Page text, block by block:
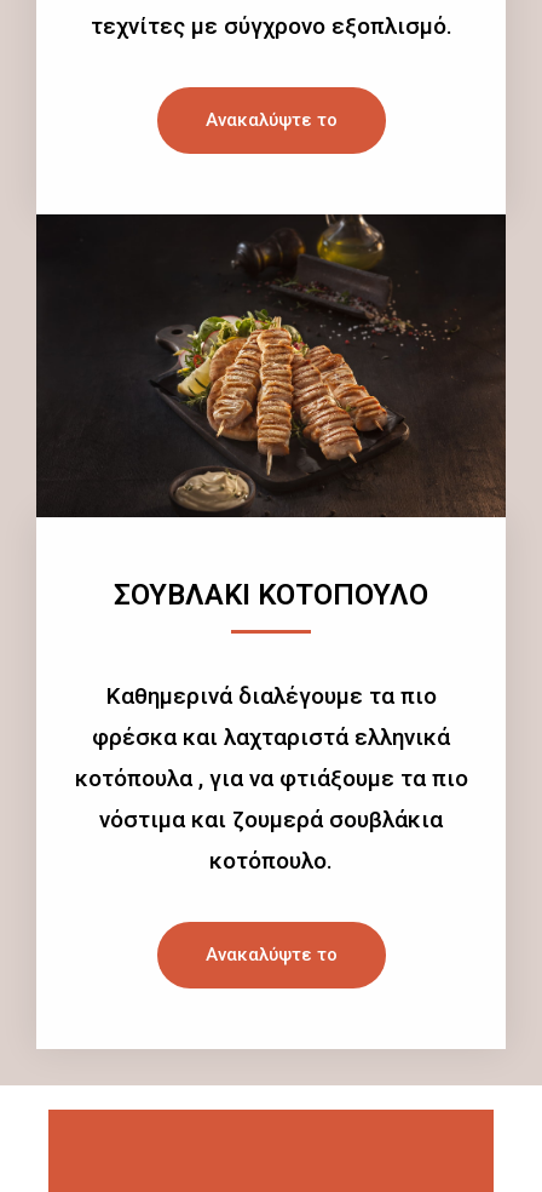
τεχνίτες με σύγχρονο εξοπλισμό.
Ανακαλύψτε το
ΣΟΥΒΛΑΚΙ ΚΟΤΟΠΟΥΛΟ
Καθημερινά διαλέγουμε τα πιο
φρέσκα και λαχταριστά ελληνικά
κοτόπουλα , για να φτιάξουμε τα πιο
νόστιμα και ζουμερά σουβλάκια
κοτόπουλο.
Ανακαλύψτε το